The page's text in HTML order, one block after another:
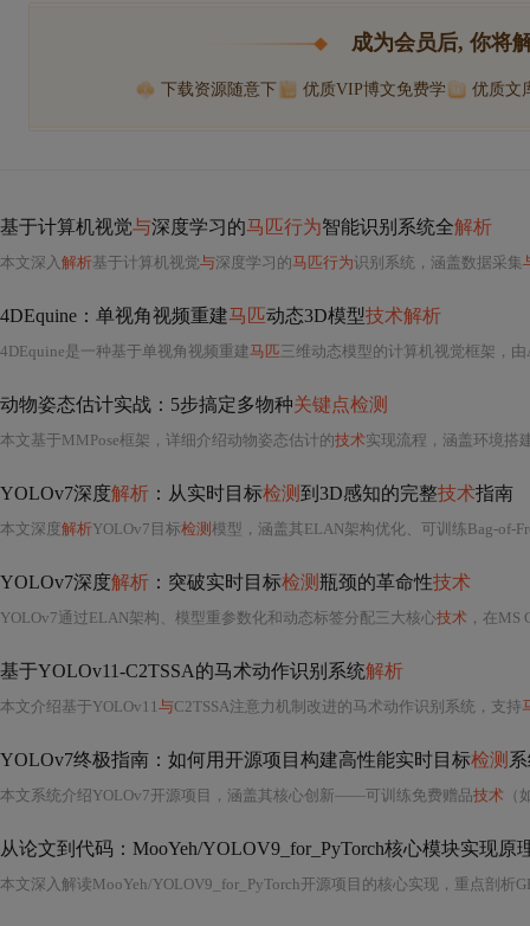
成为会员后, 你将
下载资源随意下 优质VIP博文免费学 优质文
基于计算机视觉与深度学习的马匹行为智能识别系统全解析
本文深入解析基于计算机视觉与深度学习的马匹行为识别系统，涵盖数据采集
4DEquine：单视角视频重建马匹动态3D模型技术解析
4DEquine是一种基于单视角视频重建马匹三维动态模型的计算机视觉框架，由AniMoFormer（动作捕捉）和
动物姿态估计实战：5步搞定多物种关键点检测
本文基于MMPose框架，详细介绍动物姿态估计的技术实现流程，涵盖环境搭
YOLOv7深度解析 ：从实时目标检测 到3D感知的完整技术指南
本文深度解析YOLOv7目标检测 模型，涵盖其ELAN架构优化、可训练Bag-of-
YOLOv7深度解析 ：突破实时目标检测 瓶颈的革命性技术
YOLOv7通过ELAN架构、模型重参数化和动态标签分配三大核心技术 ，在MS
基于YOLOv11-C2TSSA的马术动作识别系统解析
本文介绍基于YOLOv11与C2TSSA注意力机制改进的马术动作识别系统，支持
YOLOv7终极指南：如何用开源项目构建高性能实时目标检测
本文系统介绍YOLOv7开源项目，涵盖其核心创新——可训练免费赠品技术 （
从论文到代码：MooYeh/YOLOV9_for_PyTorch核心模块实现原
本文深入解读MooYeh/YOLOV9_for_PyTorch开源项目的核心实现，重点剖析